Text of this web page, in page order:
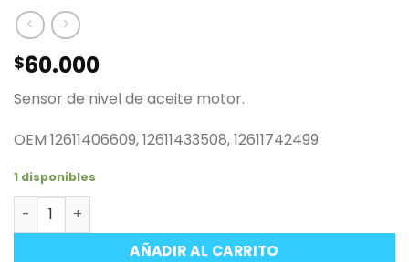
$60.000
Sensor de nivel de aceite motor.
OEM 12611406609, 12611433508, 12611742499
1 disponibles
Sensor de nivel de aceite motor BMW D cantidad
AÑADIR AL CARRITO